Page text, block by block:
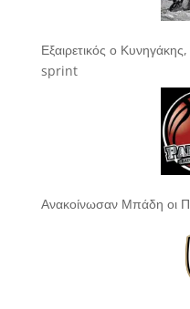
Εξαιρετικός ο
sprint
Ανακοίνωσαν Μπάδη οι